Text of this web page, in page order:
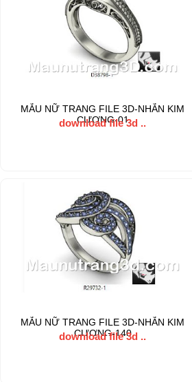
MẪU NỮ TRANG FILE 3D-NHẪN KIM
CƯƠNG-01
download file 3d ..
MẪU NỮ TRANG FILE 3D-NHẪN KIM
CƯƠNG-140
download file 3d ..